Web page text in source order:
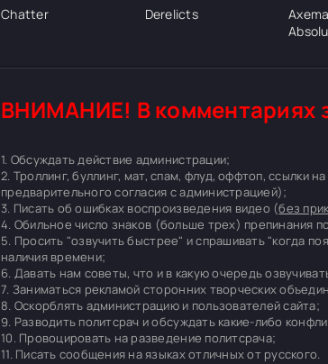
Chatter Derelicts
ВНИМАНИЕ! В комментариях
1. Обсуждать действие администрации;
2. Троллинг, буллинг, мат, спам, флуд, оффтоп, ссылки
предварительного согласия с администрацией);
3. Писать об ошибках воспроизведения видео (без
4. Обильное число знаков (больше трех) препинания
5. Просить "озвучить быстрее" и спрашивать "когда
наличия времени;
6. Давать нам советы, что и в какую очередь
7. Заниматься рекламой сторонних творческих
8. Оскорблять администрацию и пользователей сайта;
9. Разводить политсрач и обсуждать какие-либо
10. Провоцировать на разведение политсрача;
11. Писать сообщения на языках отличных от русского.